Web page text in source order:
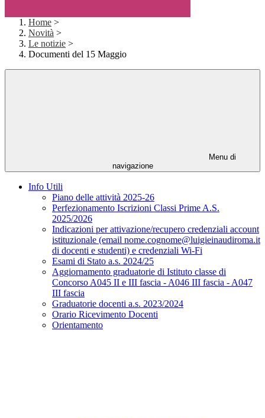
Home >
Novità >
Le notizie >
Documenti del 15 Maggio
Menu di
navigazione
Info Utili
Piano delle attività 2025-26
Perfezionamento Iscrizioni Classi Prime A.S.
2025/2026
Indicazioni per attivazione/recupero credenziali account
istituzionale (email nome.cognome@luigieinaudiroma.it
di docenti e studenti) e credenziali Wi-Fi
Esami di Stato a.s. 2024/25
Aggiornamento graduatorie di Istituto classe di
Concorso A045 II e III fascia - A046 III fascia - A047
III fascia
Graduatorie docenti a.s. 2023/2024
Orario Ricevimento Docenti
Orientamento